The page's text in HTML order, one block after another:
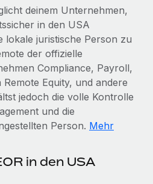
Verfolgung von IT-
Gründung von
Mitarbeiter:innen
Benefits
zwischen
für Contractor
Das Gesundheits- und
Tech hat das globale...
Integration mit
Contractor Management
deinem Unternehmen,
in den USA
lokale juristische Person zu
der offizielle
Compliance, Payroll,
Equity, und andere
jedoch die volle Kontrolle
und die
Person. Mehr
in den USA